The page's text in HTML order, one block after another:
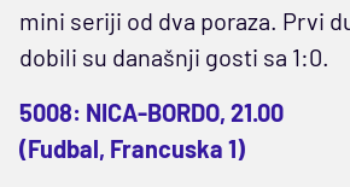
mini seriji od dva poraza. Prvi
dobili su današnji gosti sa 1:0.
5008: NICA-BORDO, 21.00
(Fudbal, Francuska 1)